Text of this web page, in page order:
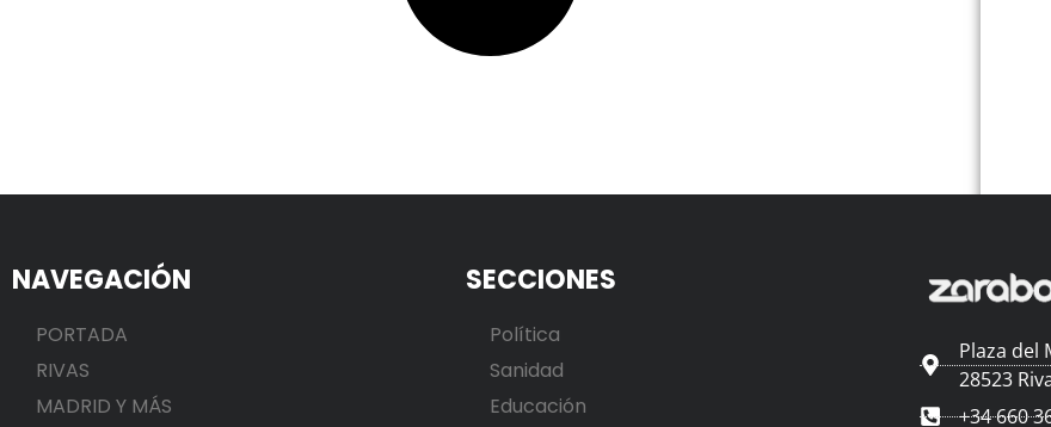
NAVEGACIÓN
PORTADA
RIVAS
MADRID Y MÁS
SECCIONES
Política
Sanidad
Educación
Plaza del
28523
+34 660